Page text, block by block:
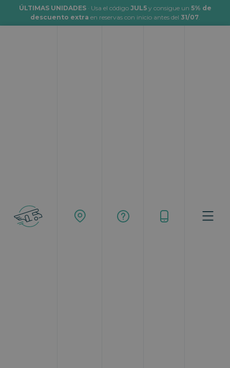
ÚLTIMAS UNIDADES· Usa el código JUL5y consigue un 5% de
descuento extra en reservas con inicio antes del 31/07.